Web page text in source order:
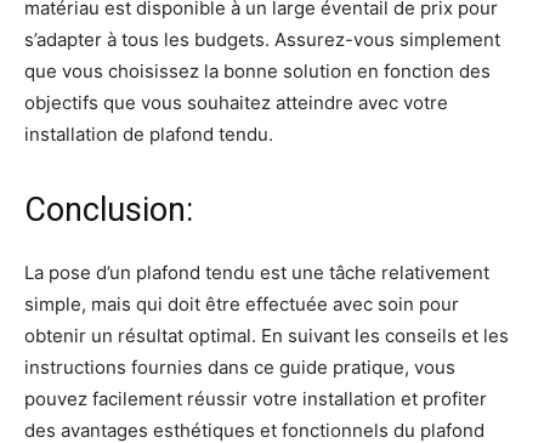
matériau est disponible à un large éventail de prix pour
s’adapter à tous les budgets. Assurez-vous simplement
que vous choisissez la bonne solution en fonction des
objectifs que vous souhaitez atteindre avec votre
installation de plafond tendu.
Conclusion:
La pose d’un plafond tendu est une tâche relativement
simple, mais qui doit être effectuée avec soin pour
obtenir un résultat optimal. En suivant les conseils et les
instructions fournies dans ce guide pratique, vous
pouvez facilement réussir votre installation et profiter
des avantages esthétiques et fonctionnels du plafond